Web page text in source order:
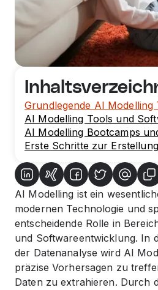
Grundlegende AI Modelling
AI Modelling Tools und
AI Modelling Bootcamps
Erste Schritte zur
AI Modelling ist ein
modernen Technologie und
entscheidende Rolle in
und Softwareentwicklung. In
der Datenanalyse wird AI
präzise Vorhersagen zu
Daten zu extrahieren. Durch